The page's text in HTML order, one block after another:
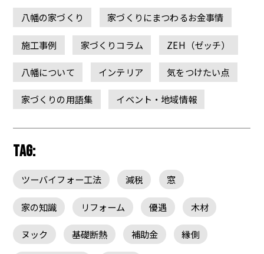
八幡の家づくり 家づくりにまつわるお金事情
施工事例 家づくりコラム ZEH（ゼッチ）
八幡について インテリア 気をつけたい点
家づくりの用語集 イベント・地域情報
TAG:
ツーバイフォー工法 減税 窓
家の知識 リフォーム 優遇 木材
ヌック 基礎断熱 補助金 縁側